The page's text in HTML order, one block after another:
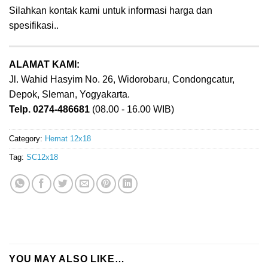
Silahkan kontak kami untuk informasi harga dan
spesifikasi..
ALAMAT KAMI:
Jl. Wahid Hasyim No. 26, Widorobaru, Condongcatur,
Depok, Sleman, Yogyakarta.
Telp. 0274-486681 (08.00 - 16.00 WIB)
Category: Hemat 12x18
Tag: SC12x18
YOU MAY ALSO LIKE…